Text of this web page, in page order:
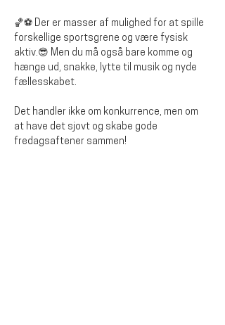
🏀⚽ Der er masser af mulighed for at spille
forskellige sportsgrene og være fysisk
aktiv.😎 Men du må også bare komme og
hænge ud, snakke, lytte til musik og nyde
fællesskabet.
Det handler ikke om konkurrence, men om
at have det sjovt og skabe gode
fredagsaftener sammen!